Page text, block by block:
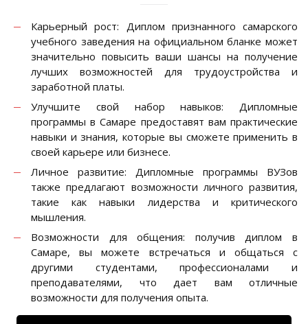
Карьерный рост: Диплом признанного самарского
учебного заведения на официальном бланке может
значительно повысить ваши шансы на получение
лучших возможностей для трудоустройства и
заработной платы.
Улучшите свой набор навыков: Дипломные
программы в Самаре предоставят вам практические
навыки и знания, которые вы сможете применить в
своей карьере или бизнесе.
Личное развитие: Дипломные программы ВУЗов
также предлагают возможности личного развития,
такие как навыки лидерства и критического
мышления.
Возможности для общения: получив диплом в
Самаре, вы можете встречаться и общаться с
другими студентами, профессионалами и
преподавателями, что дает вам отличные
возможности для получения опыта.